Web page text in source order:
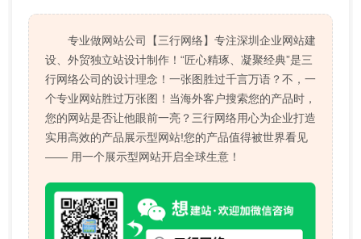
专业做网站公司【三行网络】专注深圳企业网站建
设、外贸独立站设计制作！“匠心精琢、凝聚经典”是三
行网络公司的设计理念！一张图胜过千言万语？不，一
个专业网站胜过万张图！当海外客户搜索您的产品时，
您的网站是否让他眼前一亮？三行网络用心为企业打造
实用高效的产品展示型网站!您的产品值得被世界看见
—— 用一个展示型网站开启全球生意！